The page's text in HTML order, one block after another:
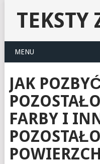
TEKSTY
MENU
JAK
FARBY I